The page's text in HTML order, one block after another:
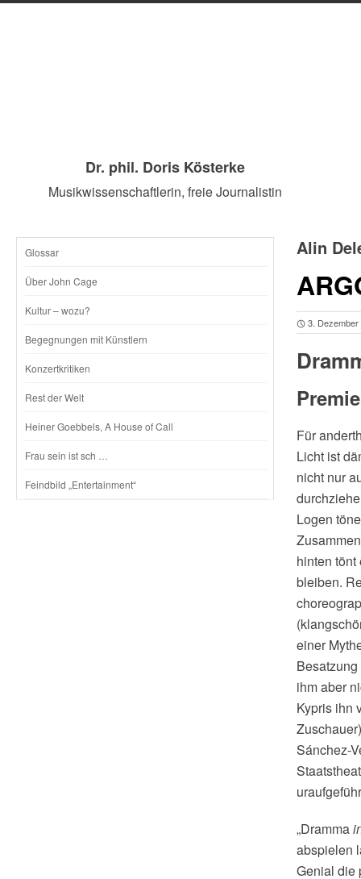
Dr. phil. Doris Kösterke
Musikwissenschaftlerin, freie Journalistin
SKIP
CONTENT
Glossar
Über John Cage
Kultur – wozu?
Begegnungen mit Künstlern
Konzertkritiken
Rest der Welt
Heiner Goebbels, A House of Call
Frau sein ist sch …
Feindbild „Entertainment“
Alin
3. Dezember
Für
Licht ist
nicht nur
Logen
hinten
bleiben.
einer
ihm aber
Kypris ihn
Sánchez-
„Dramma
abspielen
Genial die